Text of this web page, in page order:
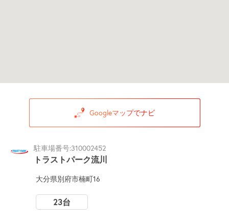
Googleマップでナビ
駐車場番号:310002452
トラストパーク流川
大分県別府市楠町16
23台